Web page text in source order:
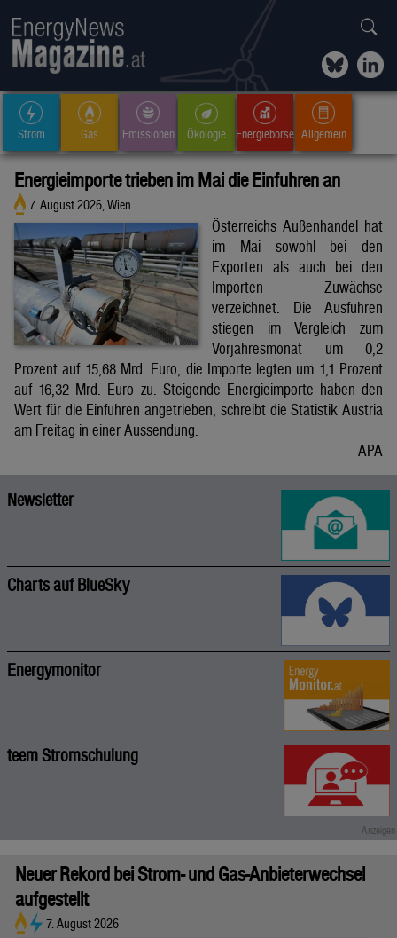
Strom Gas Emissionen Ökologie Energiebörse Allgemein
Energieimporte trieben im Mai die Einfuhren an
7. August 2026, Wien
Österreichs Außenhandel hat
im Mai sowohl bei den
Exporten als auch bei den
Importen Zuwächse
verzeichnet. Die Ausfuhren
stiegen im Vergleich zum
Vorjahresmonat um 0,2
Prozent auf 15,68 Mrd. Euro, die Importe legten um 1,1 Prozent
auf 16,32 Mrd. Euro zu. Steigende Energieimporte haben den
Wert für die Einfuhren angetrieben, schreibt die Statistik Austria
am Freitag in einer Aussendung.
APA
Newsletter
Charts auf BlueSky
Energymonitor
teem Stromschulung
Neuer Rekord bei Strom- und Gas-Anbieterwechsel
aufgestellt
7. August 2026